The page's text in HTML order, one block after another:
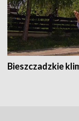
Bieszczadzkie